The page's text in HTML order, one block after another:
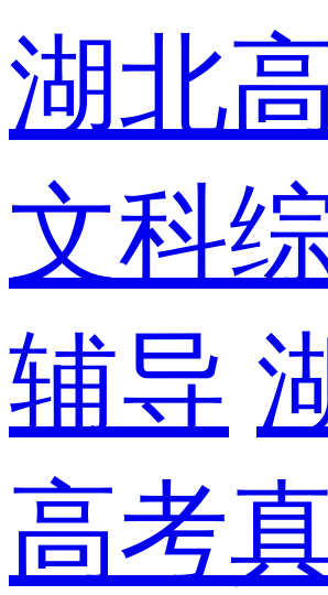
湖北
文科
辅导
高考